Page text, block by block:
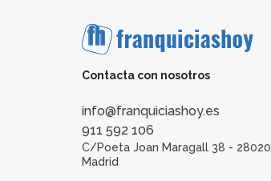
Contacta con nosotros
info@franquiciashoy.es
911 592 106
C/Poeta Joan Maragall 38 - 28020
Madrid